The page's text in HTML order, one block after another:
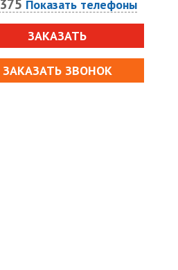
Показать телефоны
ЗАКАЗАТЬ
ЗАКАЗАТЬ ЗВОНОК